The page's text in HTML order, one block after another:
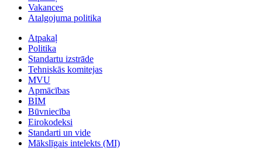
Vakances
Atalgojuma politika
Atpakaļ
Politika
Standartu izstrāde
Tehniskās komitejas
MVU
Apmācības
BIM
Būvniecība
Eirokodeksi
Standarti un vide
Mākslīgais intelekts (MI)